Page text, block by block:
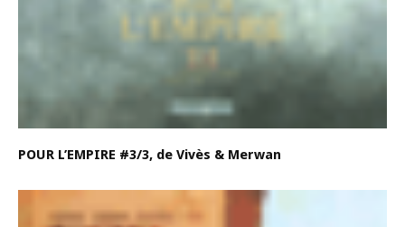
POUR L’EMPIRE #3/3, de Vivès & Merwan